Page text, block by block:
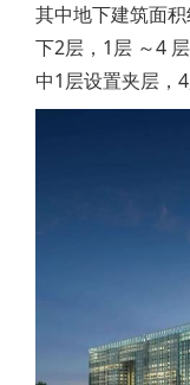
其中地下建筑面
下2层，1层 ～4
中1层设置夹层，